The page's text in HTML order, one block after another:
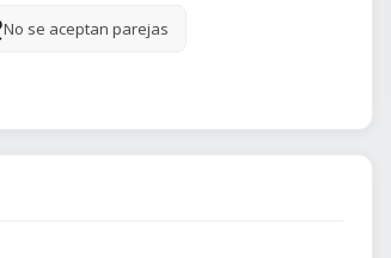
No se aceptan parejas